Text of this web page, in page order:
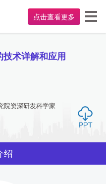
点击查看更多
术详解和应用
院资深研发科学家
绍